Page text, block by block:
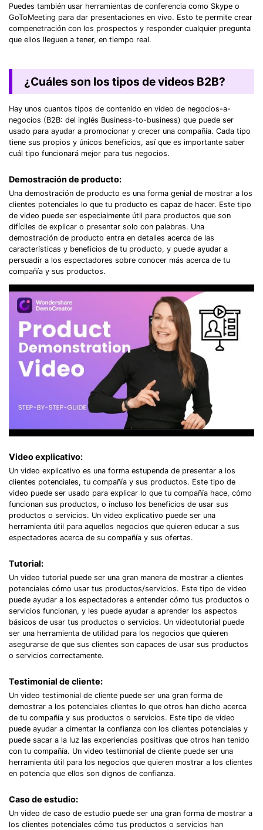
Puedes también usar herramientas de conferencia como Skype o
GoToMeeting para dar presentaciones en vivo. Esto te permite crear
compenetración con los prospectos y responder cualquier pregunta
que ellos lleguen a tener, en tiempo real.
¿Cuáles son los tipos de videos B2B?
Hay unos cuantos tipos de contenido en video de negocios-a-
negocios (B2B: del inglés Business-to-business) que puede ser
usado para ayudar a promocionar y crecer una compañía. Cada tipo
tiene sus propios y únicos beneficios, así que es importante saber
cuál tipo funcionará mejor para tus negocios.
Demostración de producto:
Una demostración de producto es una forma genial de mostrar a los
clientes potenciales lo que tu producto es capaz de hacer. Este tipo
de video puede ser especialmente útil para productos que son
difíciles de explicar o presentar solo con palabras. Una
demostración de producto entra en detalles acerca de las
características y beneficios de tu producto, y puede ayudar a
persuadir a los espectadores sobre conocer más acerca de tu
compañía y sus productos.
Video explicativo:
Un video explicativo es una forma estupenda de presentar a los
clientes potenciales, tu compañía y sus productos. Este tipo de
video puede ser usado para explicar lo que tu compañía hace, cómo
funcionan sus productos, o incluso los beneficios de usar sus
productos o servicios. Un video explicativo puede ser una
herramienta útil para aquellos negocios que quieren educar a sus
espectadores acerca de su compañía y sus ofertas.
Tutorial:
Un video tutorial puede ser una gran manera de mostrar a clientes
potenciales cómo usar tus productos/servicios. Este tipo de video
puede ayudar a los espectadores a entender cómo tus productos o
servicios funcionan, y les puede ayudar a aprender los aspectos
básicos de usar tus productos o servicios. Un videotutorial puede
ser una herramienta de utilidad para los negocios que quieren
asegurarse de que sus clientes son capaces de usar sus productos
o servicios correctamente.
Testimonial de cliente:
Un video testimonial de cliente puede ser una gran forma de
demostrar a los potenciales clientes lo que otros han dicho acerca
de tu compañía y sus productos o servicios. Este tipo de video
puede ayudar a cimentar la confianza con los clientes potenciales y
puede sacar a la luz las experiencias positivas que otros han tenido
con tu compañía. Un video testimonial de cliente puede ser una
herramienta útil para los negocios que quieren mostrar a los clientes
en potencia que ellos son dignos de confianza.
Caso de estudio:
Un video de caso de estudio puede ser una gran forma de mostrar a
los clientes potenciales cómo tus productos o servicios han